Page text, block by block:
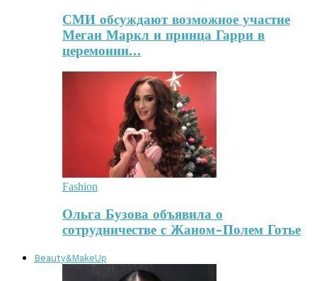
СМИ обсуждают возможное участие
Меган Маркл и принца Гарри в
церемонии…
Fashion
Ольга Бузова объявила о
сотрудничестве с Жаном-Полем Готье
Beauty&MakeUp